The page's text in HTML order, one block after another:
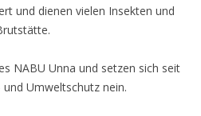
und dienen vielen Insekten und
NABU Unna und setzen sich seit
Umweltschutz nein.